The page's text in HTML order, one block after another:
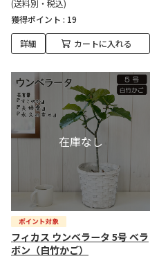
(送料別・税込)
獲得ポイント : 19
詳細 カートに入れる
フィカス ウンベラータ 5号 ベラ
ボン（白竹かご）